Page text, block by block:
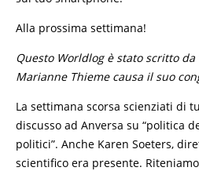
Alla prossima settimana!
Questo Worldlog è stato scritto
Marianne Thieme causa il suo
La settimana scorsa scienziati di
discusso ad Anversa su “politica
politici”. Anche Karen Soeters,
scientifico era presente.